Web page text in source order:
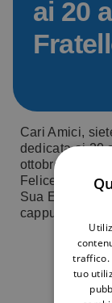
ai 20
Cari Amici,
dedicata ai 20
ottobre, ore
Felice
Sua
cappuccino
traffico.
tuo